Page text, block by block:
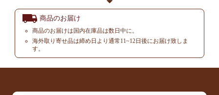
商品のお届け
商品のお届けは国内在庫品は数日中に。
海外取り寄せ品は締め日より通常11~12日後にお届け致しま
す。